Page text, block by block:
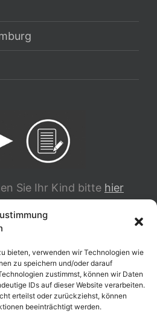
bieten, verwenden wir Technologien wie
zu speichern und/oder darauf
zustimmst, können wir Daten
IDs auf dieser Website verarbeiten.
erteilst oder zurückziehst, können
beeinträchtigt werden.
Sie Ihr Kind bitte hier